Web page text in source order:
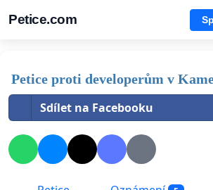
Petice.com
Petice proti developerům v
Sdílet na Facebooku